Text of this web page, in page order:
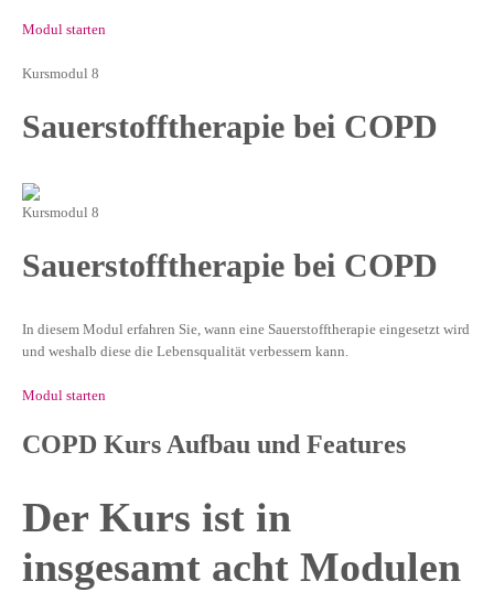
Modul starten
Kursmodul 8
Sauerstofftherapie bei COPD
Kursmodul 8
Sauerstofftherapie bei COPD
In diesem Modul erfahren Sie, wann eine Sauerstofftherapie eingesetzt wird
und weshalb diese die Lebensqualität verbessern kann.
Modul starten
COPD Kurs Aufbau und Features
Der Kurs ist in
insgesamt acht Modulen